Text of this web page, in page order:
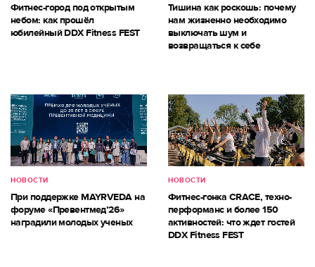
Фитнес-город под открытым
небом: как прошёл
юбилейный DDX Fitness FEST
Тишина как роскошь: почему
нам жизненно необходимо
выключать шум и
возвращаться к себе
НОВОСТИ
При поддержке MAYRVEDA на
форуме «Превентмед’26»
наградили молодых ученых
НОВОСТИ
Фитнес-гонка CRACE, техно-
перформанс и более 150
активностей: что ждет гостей
DDX Fitness FEST